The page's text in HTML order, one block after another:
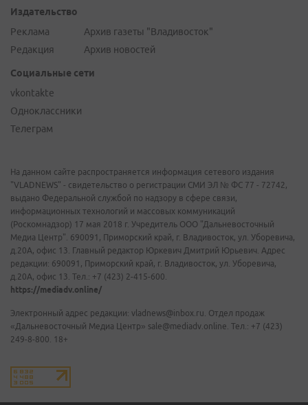
Издательство
Реклама
Редакция
Архив газеты "Владивосток"
Архив новостей
Социальные сети
vkontakte
Одноклассники
Телеграм
На данном сайте распространяется информация сетевого издания
"VLADNEWS" - свидетельство о регистрации СМИ ЭЛ № ФС 77 - 72742,
выдано Федеральной службой по надзору в сфере связи,
информационных технологий и массовых коммуникаций
(Роскомнадзор) 17 мая 2018 г. Учредитель ООО "Дальневосточный
Медиа Центр". 690091, Приморский край, г. Владивосток, ул. Уборевича,
д.20А, офис 13. Главный редактор Юркевич Дмитрий Юрьевич. Адрес
редакции: 690091, Приморский край, г. Владивосток, ул. Уборевича,
д.20А, офис 13. Тел.: +7 (423) 2-415-600.
https://mediadv.online/
Электронный адрес редакции: vladnews@inbox.ru. Отдел продаж
«Дальневосточный Медиа Центр» sale@mediadv.online. Тел.: +7 (423)
249-8-800. 18+